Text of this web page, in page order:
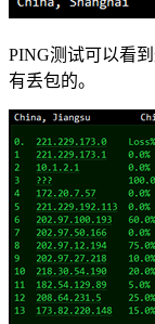
PING测试可以看
有丢包的。